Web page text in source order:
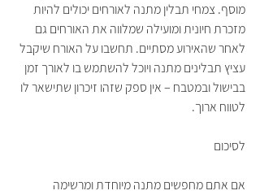
מוסף. צמחי תבלין מתנה לאורחים יכולים להיות
מזכרת חיונית ומועילה שמלווה את האורחים גם
לאחר שהאירוע מסתיים. תחשבו על האורח שיקבל
עציץ תבלינים מתנה ויוכל להשתמש בו לאורך זמן
בבישול ובמטבח – אין ספק שזהו זיכרון שתישאר לו
לטווח ארוך.
לסיכום
אם אתם מחפשים מתנה מיוחדת ומרשימה